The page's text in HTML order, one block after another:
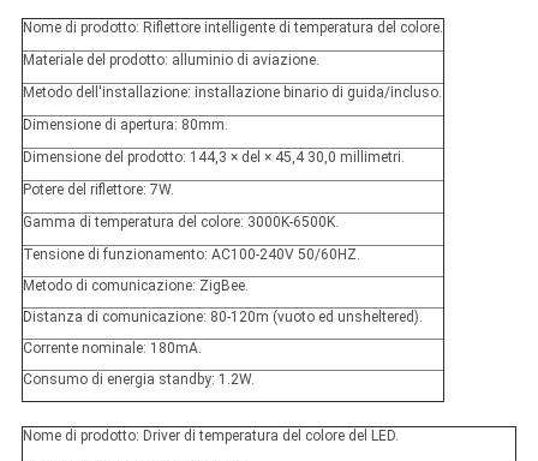
Nome di prodotto: Riflettore intelligente di temperatura del colore.
Materiale del prodotto: alluminio di aviazione.
Metodo dell'installazione: installazione binario di guida/incluso.
Dimensione di apertura: 80mm.
Dimensione del prodotto: 144,3 × del × 45,4 30,0 millimetri.
Potere del riflettore: 7W.
Gamma di temperatura del colore: 3000K-6500K.
Tensione di funzionamento: AC100-240V 50/60HZ.
Metodo di comunicazione: ZigBee.
Distanza di comunicazione: 80-120m (vuoto ed unsheltered).
Corrente nominale: 180mA.
Consumo di energia standby: 1.2W.
Nome di prodotto: Driver di temperatura del colore del LED.